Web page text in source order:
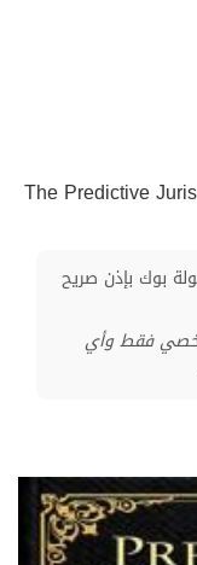
بوك بإذن صريح
فقط وأي